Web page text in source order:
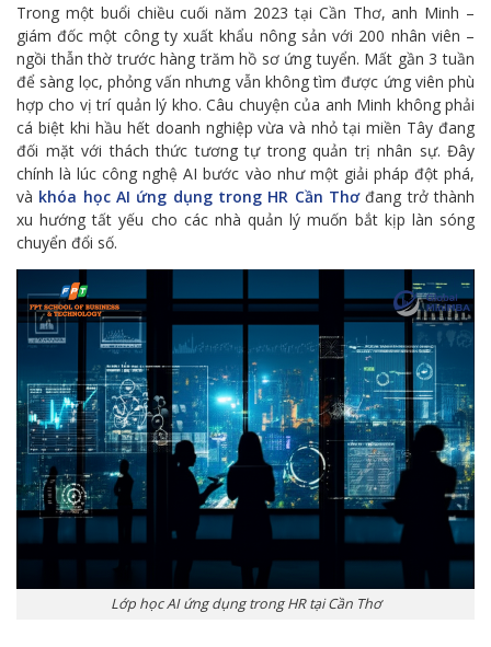
Trong một buổi chiều cuối năm 2023 tại Cần Thơ, anh Minh –
giám đốc một công ty xuất khẩu nông sản với 200 nhân viên –
ngồi thẫn thờ trước hàng trăm hồ sơ ứng tuyển. Mất gần 3 tuần
để sàng lọc, phỏng vấn nhưng vẫn không tìm được ứng viên phù
hợp cho vị trí quản lý kho. Câu chuyện của anh Minh không phải
cá biệt khi hầu hết doanh nghiệp vừa và nhỏ tại miền Tây đang
đối mặt với thách thức tương tự trong quản trị nhân sự. Đây
chính là lúc công nghệ AI bước vào như một giải pháp đột phá,
và khóa học AI ứng dụng trong HR Cần Thơđang trở thành
xu hướng tất yếu cho các nhà quản lý muốn bắt kịp làn sóng
chuyển đổi số.
Lớp học AI ứng dụng trong HR tại Cần Thơ